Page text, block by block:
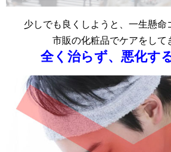
少しでも良くしようと、一生懸命
市販の化粧品でケアをして
全く治らず、悪化す